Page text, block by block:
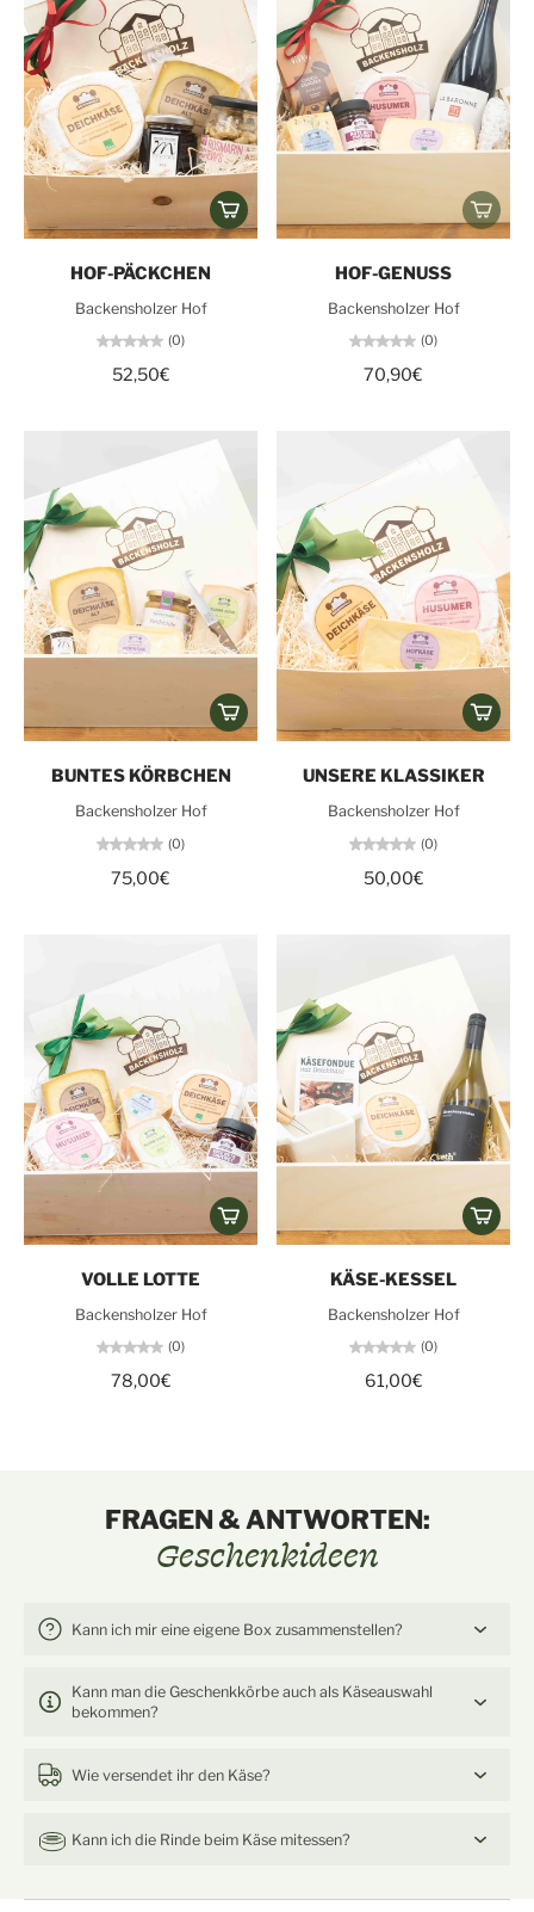
HOF-PÄCKCHEN
Backensholzer Hof
(0)
52,50€
HOF-GENUSS
Backensholzer Hof
(0)
70,90€
BUNTES KÖRBCHEN
Backensholzer Hof
(0)
75,00€
UNSERE KLASSIKER
Backensholzer Hof
(0)
50,00€
VOLLE LOTTE
Backensholzer Hof
(0)
78,00€
KÄSE-KESSEL
Backensholzer Hof
(0)
61,00€
FRAGEN & ANTWORTEN:
Geschenkideen
Kann ich mir eine eigene Box zusammenstellen?
Kann man die Geschenkkörbe auch als Käseauswahl
bekommen?
Wie versendet ihr den Käse?
Kann ich die Rinde beim Käse mitessen?